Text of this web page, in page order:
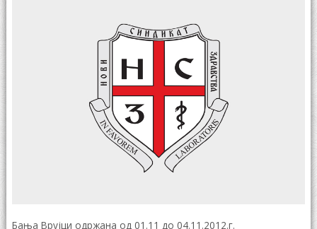
Бања Врујци одржана од 01.11 до 04.11.2012.г.